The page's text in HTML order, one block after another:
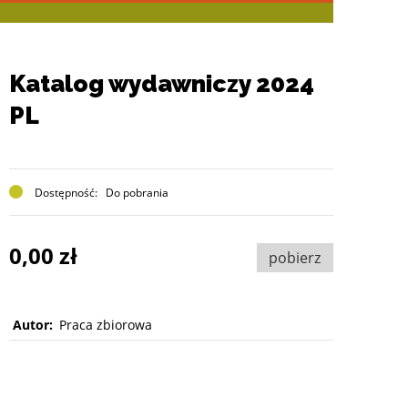
Katalog wydawniczy 2024
PL
Dostępność: Do pobrania
0,00 zł pobierz
Autor: Praca zbiorowa